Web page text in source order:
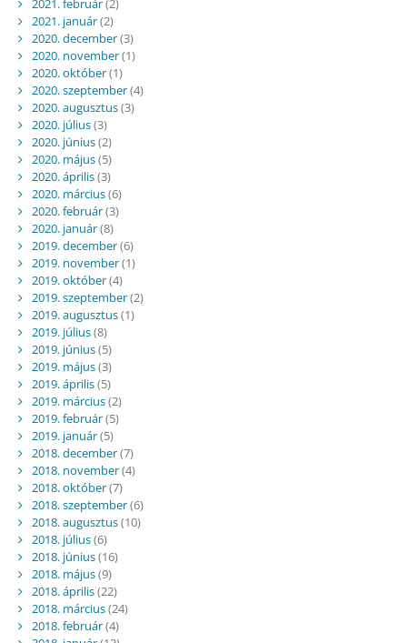
2021. február(2)
2021. január(2)
2020. december(3)
2020. november(1)
2020. október(1)
2020. szeptember(4)
2020. augusztus(3)
2020. július(3)
2020. június(2)
2020. május(5)
2020. április(3)
2020. március(6)
2020. február(3)
2020. január(8)
2019. december(6)
2019. november(1)
2019. október(4)
2019. szeptember(2)
2019. augusztus(1)
2019. július(8)
2019. június(5)
2019. május(3)
2019. április(5)
2019. március(2)
2019. február(5)
2019. január(5)
2018. december(7)
2018. november(4)
2018. október(7)
2018. szeptember(6)
2018. augusztus(10)
2018. július(6)
2018. június(16)
2018. május(9)
2018. április(22)
2018. március(24)
2018. február(4)